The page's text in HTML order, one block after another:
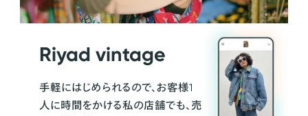
Riyad vintage
手軽にはじめられるので、お客様1
人に時間をかける私の店舗でも、売